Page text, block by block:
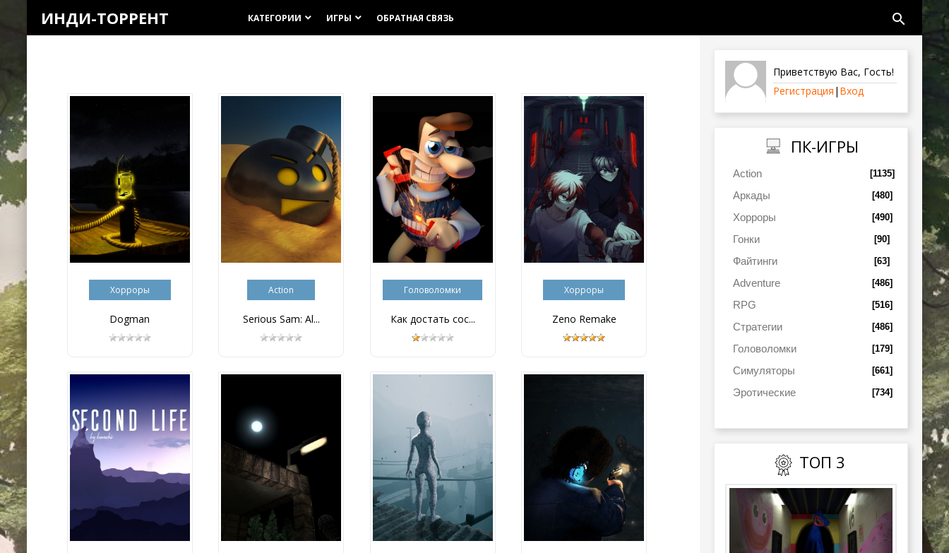
ИНДИ-ТОРРЕНТ КАТЕГОРИИ keyboard_arrow_down ИГРЫ keyboard_arrow_down ОБРАТНАЯ СВЯЗЬ search
Хорроры
Dogman
Action
Serious Sam: Al...
Головоломки
Как достать сос...
Хорроры
Zeno Remake
Приветствую Вас, Гость!
Регистрация | Вход
ПК-ИГРЫ
Action [1135]
Аркады [480]
Хорроры [490]
Гонки [90]
Файтинги [63]
Adventure [486]
RPG [516]
Стратегии [486]
Головоломки [179]
Симуляторы [661]
Эротические [734]
ТОП 3